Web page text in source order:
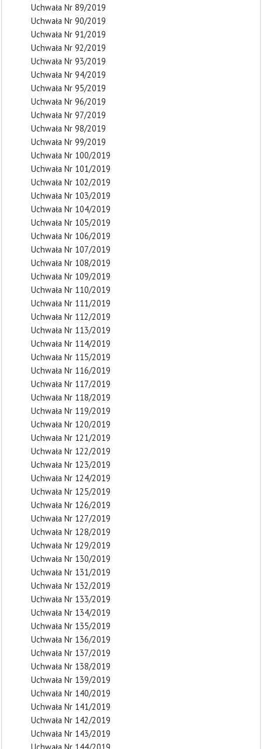
Uchwała Nr 89/2019
Uchwała Nr 90/2019
Uchwała Nr 91/2019
Uchwała Nr 92/2019
Uchwała Nr 93/2019
Uchwała Nr 94/2019
Uchwała Nr 95/2019
Uchwała Nr 96/2019
Uchwała Nr 97/2019
Uchwała Nr 98/2019
Uchwała Nr 99/2019
Uchwała Nr 100/2019
Uchwała Nr 101/2019
Uchwała Nr 102/2019
Uchwała Nr 103/2019
Uchwała Nr 104/2019
Uchwała Nr 105/2019
Uchwała Nr 106/2019
Uchwała Nr 107/2019
Uchwała Nr 108/2019
Uchwała Nr 109/2019
Uchwała Nr 110/2019
Uchwała Nr 111/2019
Uchwała Nr 112/2019
Uchwała Nr 113/2019
Uchwała Nr 114/2019
Uchwała Nr 115/2019
Uchwała Nr 116/2019
Uchwała Nr 117/2019
Uchwała Nr 118/2019
Uchwała Nr 119/2019
Uchwała Nr 120/2019
Uchwała Nr 121/2019
Uchwała Nr 122/2019
Uchwała Nr 123/2019
Uchwała Nr 124/2019
Uchwała Nr 125/2019
Uchwała Nr 126/2019
Uchwała Nr 127/2019
Uchwała Nr 128/2019
Uchwała Nr 129/2019
Uchwała Nr 130/2019
Uchwała Nr 131/2019
Uchwała Nr 132/2019
Uchwała Nr 133/2019
Uchwała Nr 134/2019
Uchwała Nr 135/2019
Uchwała Nr 136/2019
Uchwała Nr 137/2019
Uchwała Nr 138/2019
Uchwała Nr 139/2019
Uchwała Nr 140/2019
Uchwała Nr 141/2019
Uchwała Nr 142/2019
Uchwała Nr 143/2019